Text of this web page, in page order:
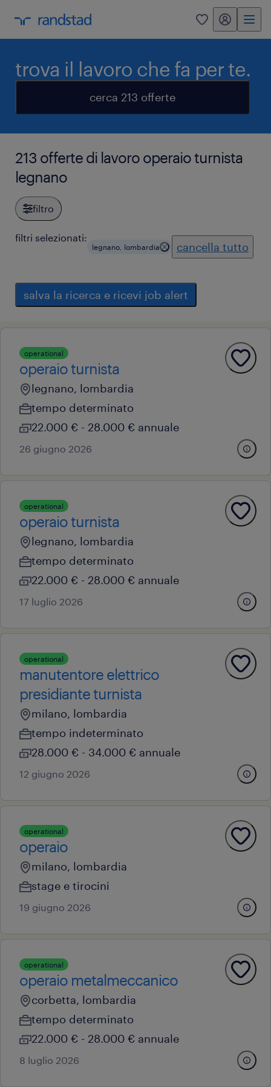
0 my randstad
trova il lavoro che fa per te.
cerca 213 offerte
213 offerte di lavoro operaio turnista
legnano
filtro
filtri selezionati:
legnano, lombardia cancella tutto
salva la ricerca e ricevi job alert
operational
operaio turnista
legnano, lombardia
tempo determinato
22.000 € - 28.000 € annuale
26 giugno 2026
operational
operaio turnista
legnano, lombardia
tempo determinato
22.000 € - 28.000 € annuale
17 luglio 2026
operational
manutentore elettrico
presidiante turnista
milano, lombardia
tempo indeterminato
28.000 € - 34.000 € annuale
12 giugno 2026
operational
operaio
milano, lombardia
stage e tirocini
19 giugno 2026
operational
operaio metalmeccanico
corbetta, lombardia
tempo determinato
22.000 € - 28.000 € annuale
8 luglio 2026